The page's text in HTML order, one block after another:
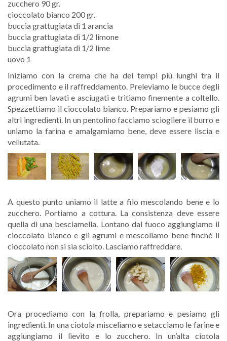
zucchero 90 gr.
cioccolato bianco 200 gr.
buccia grattugiata di 1 arancia
buccia grattugiata di 1/2 limone
buccia grattugiata di 1/2 lime
uovo 1
Iniziamo con la crema che ha dei tempi più lunghi tra il
procedimento e il raffreddamento. Preleviamo le bucce degli
agrumi ben lavati e asciugati e tritiamo finemente a coltello.
Spezzettiamo il cioccolato bianco. Prepariamo e pesiamo gli
altri ingredienti. In un pentolino facciamo sciogliere il burro e
uniamo la farina e amalgamiamo bene, deve essere liscia e
vellutata.
A questo punto uniamo il latte a filo mescolando bene e lo
zucchero. Portiamo a cottura. La consistenza deve essere
quella di una besciamella. Lontano dal fuoco aggiungiamo il
cioccolato bianco e gli agrumi e mescoliamo bene finché il
cioccolato non si sia sciolto. Lasciamo raffreddare.
Ora procediamo con la frolla, prepariamo e pesiamo gli
ingredienti. In una ciotola misceliamo e setacciamo le farine e
aggiungiamo il lievito e lo zucchero. In un’alta ciotola